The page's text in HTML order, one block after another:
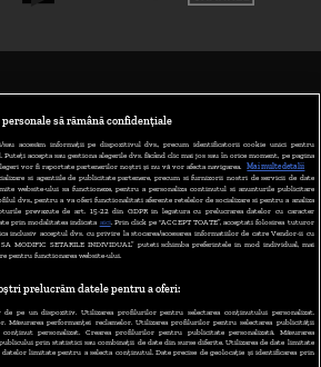
ABONARE DIGI TV
PREFERINȚELE
CODUL DIGI24
CAMERE WEB
CONTACT/INFO
personale să rămână confidențiale
accesăm informații pe dispozitivul dvs., precum identificatorii cookie unici pentru
accepta sau gestiona alegerile dvs. făcând clic mai jos sau în orice moment, pe pagina
vor fi raportate partenerilor noștri și nu vă vor afecta navigarea.
Mai multe detalii
si agentiile de publicitate partenere, precum si furnizorii nostri de servicii de date
website-ului sa functioneze, pentru a personaliza continutul si anunturile publicitare
dvs., pentru a va oferi functionalitati aferente retelelor de socializare si pentru a analiza
prevazute de art. 15-22 din GDPR in legatura cu prelucrarea datelor cu caracter
prin modalitatea indicata aici. Prin click pe “ACCEPT TOATE”, acceptati folosirea tuturor
inclusiv acceptul dvs. cu privire la stocarea/accesarea informatiilor de catre Vendor-ii cu
MODIFIC SETARILE INDIVIDUAL” puteti schimba preferintele in mod individual, mai
pentru functionarea website-ului.
prelucrăm datele pentru a oferi:
de pe un dispozitiv. Utilizarea profilurilor pentru selectarea conținutului personalizat.
Măsurarea performanței reclamelor. Utilizarea profilurilor pentru selectarea publicității
personalizat. Crearea profilurilor pentru publicitate personalizată. Măsurarea
prin statistici sau combinații de date din surse diferite. Utilizarea de date limitate
limitate pentru a selecta conținutul. Date precise de geolocație și identificarea prin